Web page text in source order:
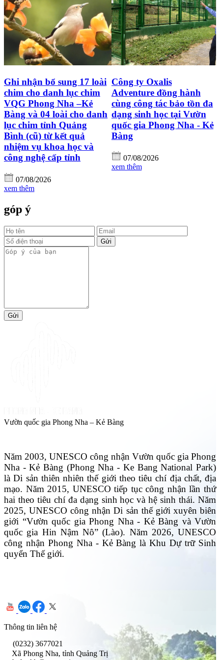
Ghi nhận bổ sung 17 loài
chim cho danh lục chim
VQG Phong Nha –Kẻ
Bàng và 04 loài cho danh
lục chim tỉnh Quảng
Bình (cũ) từ kết quả
nhiệm vụ khoa học và
công nghệ cấp tỉnh
07/08/2026
xem thêm
Công ty Oxalis
Adventure đồng hành
cùng công tác bảo tồn đa
dạng sinh học tại Vườn
quốc gia Phong Nha - Kẻ
Bàng
07/08/2026
xem thêm
góp ý
Gửi
Gửi
Vườn quốc gia Phong Nha – Kẻ Bàng
Năm 2003, UNESCO công nhận Vườn quốc gia Phong
Nha - Kẻ Bàng (Phong Nha - Ke Bang National Park)
là Di sản thiên nhiên thế giới theo tiêu chí địa chất, địa
mạo. Năm 2015, UNESCO tiếp tục công nhận lần thứ
hai theo tiêu chí đa dạng sinh học và hệ sinh thái. Năm
2025, UNESCO công nhận Di sản thế giới xuyên biên
giới “Vườn quốc gia Phong Nha - Kẻ Bàng và Vườn
quốc gia Hin Nậm Nô” (Lào). Năm 2026, UNESCO
công nhận Phong Nha - Kẻ Bàng là Khu Dự trữ Sinh
quyển Thế giới.
Thông tin liên hệ
(0232) 3677021
Xã Phong Nha, tỉnh Quảng Trị